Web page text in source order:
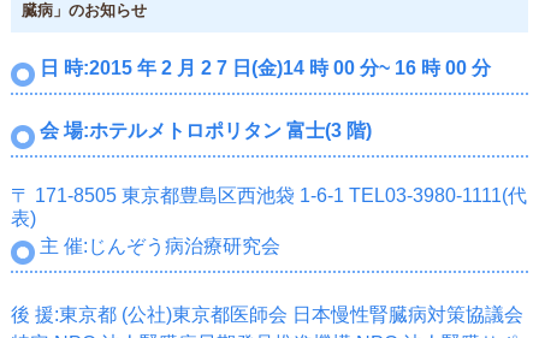
臓病」のお知らせ
日 時:2015 年 2 月 2 7 日(金)14 時 00 分~ 16 時 00 分
会 場:ホテルメトロポリタン 富士(3 階)
〒 171-8505 東京都豊島区西池袋 1-6-1 TEL03-3980-1111(代
表)
主 催:じんぞう病治療研究会
後 援:東京都 (公社)東京都医師会 日本慢性腎臓病対策協議会